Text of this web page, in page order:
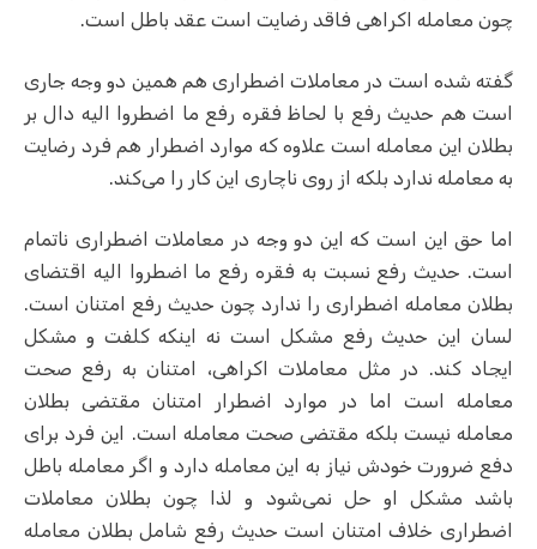
چون معامله اکراهی فاقد رضایت است عقد باطل است.
گفته شده است در معاملات اضطراری هم همین دو وجه جاری
است هم حدیث رفع با لحاظ فقره رفع ما اضطروا الیه دال بر
بطلان این معامله است علاوه که موارد اضطرار هم فرد رضایت
به معامله ندارد بلکه از روی ناچاری این کار را می‌کند.
اما حق این است که این دو وجه در معاملات اضطراری ناتمام
است. حدیث رفع نسبت به فقره رفع ما اضطروا الیه اقتضای
بطلان معامله اضطراری را ندارد چون حدیث رفع امتنان است.
لسان این حدیث رفع مشکل است نه اینکه کلفت و مشکل
ایجاد کند. در مثل معاملات اکراهی، امتنان به رفع صحت
معامله است اما در موارد اضطرار امتنان مقتضی بطلان
معامله نیست بلکه مقتضی صحت معامله است. این فرد برای
دفع ضرورت خودش نیاز به این معامله دارد و اگر معامله باطل
باشد مشکل او حل نمی‌شود و لذا چون بطلان معاملات
اضطراری خلاف امتنان است حدیث رفع شامل بطلان معامله